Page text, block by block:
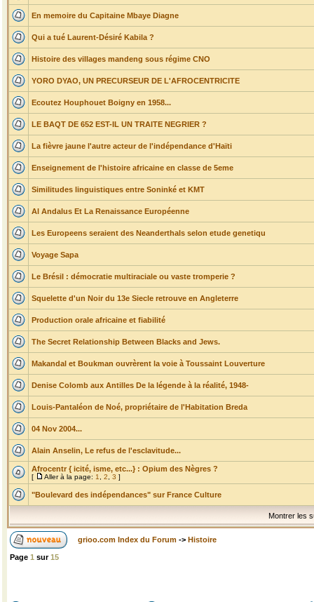
En memoire du Capitaine Mbaye Diagne
Qui a tué Laurent-Désiré Kabila ?
Histoire des villages mandeng sous régime CNO
YORO DYAO, UN PRECURSEUR DE L'AFROCENTRICITE
Ecoutez Houphouet Boigny en 1958...
LE BAQT DE 652 EST-IL UN TRAITE NEGRIER ?
La fièvre jaune l'autre acteur de l'indépendance d'Haïti
Enseignement de l'histoire africaine en classe de 5eme
Similitudes linguistiques entre Soninké et KMT
Al Andalus Et La Renaissance Européenne
Les Europeens seraient des Neanderthals selon etude genetiqu
Voyage Sapa
Le Brésil : démocratie multiraciale ou vaste tromperie ?
Squelette d'un Noir du 13e Siecle retrouve en Angleterre
Production orale africaine et fiabilité
The Secret Relationship Between Blacks and Jews.
Makandal et Boukman ouvrèrent la voie à Toussaint Louverture
Denise Colomb aux Antilles De la légende à la réalité, 1948-
Louis-Pantaléon de Noé, propriétaire de l'Habitation Breda
04 Nov 2004...
Alain Anselin, Le refus de l'esclavitude...
Afrocentr { icité, isme, etc...} : Opium des Nègres ?
[ Aller à la page: 1 2 3 ]
"Boulevard des indépendances" sur France Culture
Montrer les
grioo.com Index du Forum -> Histoire
Page 1 sur15